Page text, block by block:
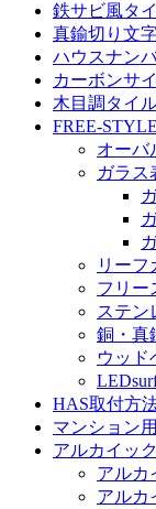
鉄サビ風タ
真鍮切り文
ハウスナン
カーボンサ
木目調タイ
FREE-
オー
ガラス
リーフ
フリー
ステン
銅・真
ウッド
HAS取付方
マンション
アルカイッ
アルカ
アルカ